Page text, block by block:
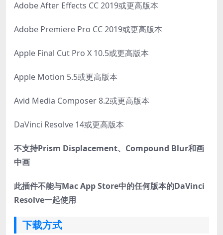
Adobe After Effects CC 2019或更高版本
Adobe Premiere Pro CC 2019或更高版本
Apple Final Cut Pro X 10.5或更高版本
Apple Motion 5.5或更高版本
Avid Media Composer 8.2或更高版本
DaVinci Resolve 14或更高版本
不支持Prism Displacement、Compound Blur和画
中画
此插件不能与Mac App Store中的任何版本的DaVinci
Resolve一起使用
下载方式